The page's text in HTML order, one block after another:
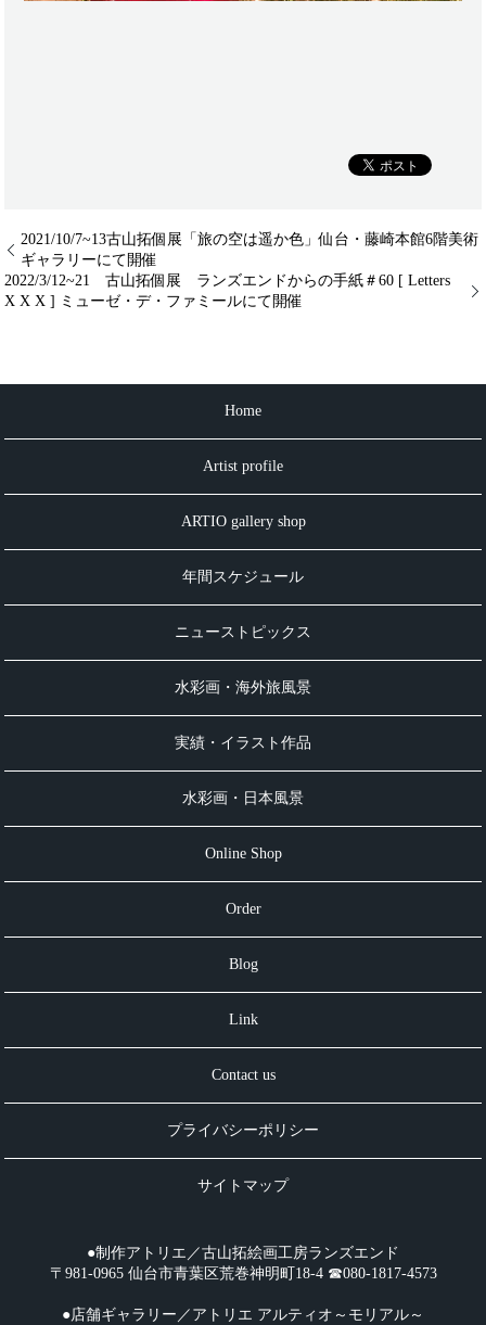
2021/10/7~13古山拓個展「旅の空は遥か色」仙台・藤崎本館6階美術
ギャラリーにて開催
2022/3/12~21 古山拓個展 ランズエンドからの手紙＃60 [ Letters
X X X ] ミューゼ・デ・ファミールにて開催
Home
Artist profile
ARTIO gallery shop
年間スケジュール
ニューストピックス
水彩画・海外旅風景
実績・イラスト作品
水彩画・日本風景
Online Shop
Order
Blog
Link
Contact us
プライバシーポリシー
サイトマップ
●制作アトリエ／古山拓絵画工房ランズエンド
〒981-0965 仙台市青葉区荒巻神明町18-4 ☎︎080-1817-4573
●店舗ギャラリー／アトリエ アルティオ～モリアル～